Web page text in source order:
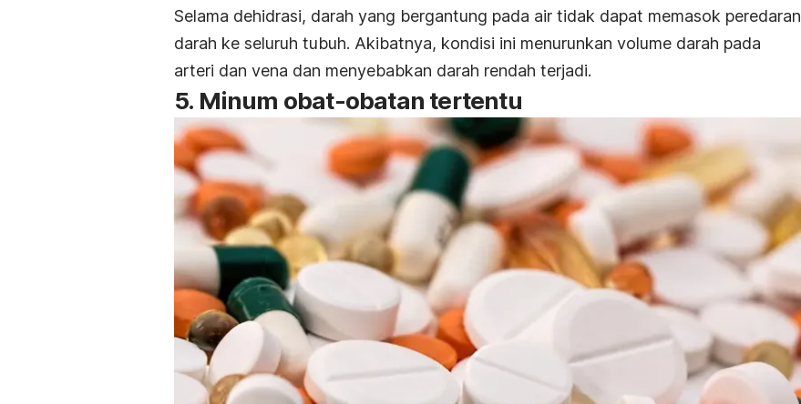
Selama dehidrasi, darah yang bergantung pada air tidak dapat memasok peredaran
darah ke seluruh tubuh. Akibatnya, kondisi ini menurunkan volume darah pada
arteri dan vena dan menyebabkan darah rendah terjadi.
5. Minum obat-obatan tertentu